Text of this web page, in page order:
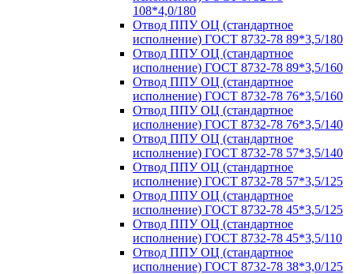
108*4,0/180
Отвод ППУ ОЦ (стандартное
исполнение) ГОСТ 8732-78 89*3,5/180
Отвод ППУ ОЦ (стандартное
исполнение) ГОСТ 8732-78 89*3,5/160
Отвод ППУ ОЦ (стандартное
исполнение) ГОСТ 8732-78 76*3,5/160
Отвод ППУ ОЦ (стандартное
исполнение) ГОСТ 8732-78 76*3,5/140
Отвод ППУ ОЦ (стандартное
исполнение) ГОСТ 8732-78 57*3,5/140
Отвод ППУ ОЦ (стандартное
исполнение) ГОСТ 8732-78 57*3,5/125
Отвод ППУ ОЦ (стандартное
исполнение) ГОСТ 8732-78 45*3,5/125
Отвод ППУ ОЦ (стандартное
исполнение) ГОСТ 8732-78 45*3,5/110
Отвод ППУ ОЦ (стандартное
исполнение) ГОСТ 8732-78 38*3,0/125